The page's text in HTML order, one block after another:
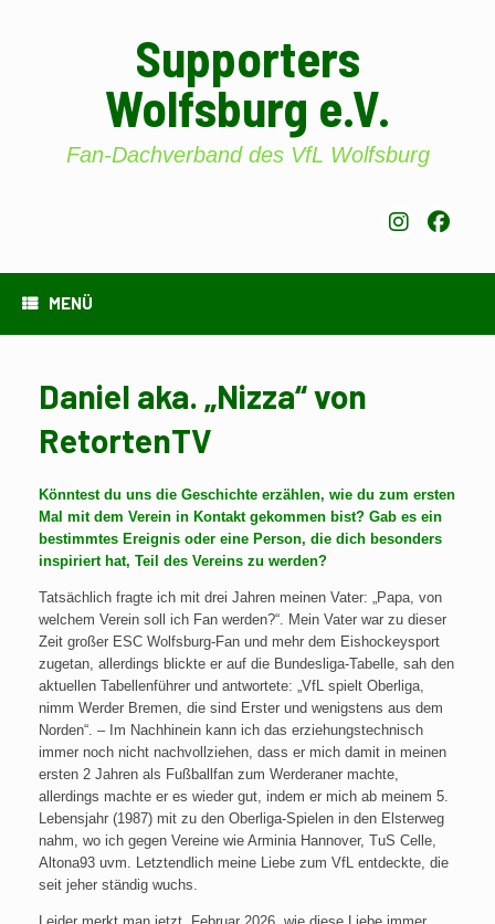
Supporters
Wolfsburg e.V.
Fan-Dachverband des VfL Wolfsburg
MENÜ
Daniel aka. „Nizza“ von
RetortenTV
Könntest du uns die Geschichte erzählen, wie du zum ersten
Mal mit dem Verein in Kontakt gekommen bist? Gab es ein
bestimmtes Ereignis oder eine Person, die dich besonders
inspiriert hat, Teil des Vereins zu werden?
Tatsächlich fragte ich mit drei Jahren meinen Vater: „Papa, von
welchem Verein soll ich Fan werden?“. Mein Vater war zu dieser
Zeit großer ESC Wolfsburg-Fan und mehr dem Eishockeysport
zugetan, allerdings blickte er auf die Bundesliga-Tabelle, sah den
aktuellen Tabellenführer und antwortete: „VfL spielt Oberliga,
nimm Werder Bremen, die sind Erster und wenigstens aus dem
Norden“. – Im Nachhinein kann ich das erziehungstechnisch
immer noch nicht nachvollziehen, dass er mich damit in meinen
ersten 2 Jahren als Fußballfan zum Werderaner machte,
allerdings machte er es wieder gut, indem er mich ab meinem 5.
Lebensjahr (1987) mit zu den Oberliga-Spielen in den Elsterweg
nahm, wo ich gegen Vereine wie Arminia Hannover, TuS Celle,
Altona93 uvm. Letztendlich meine Liebe zum VfL entdeckte, die
seit jeher ständig wuchs.